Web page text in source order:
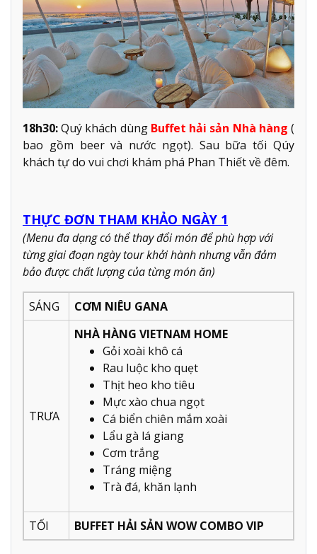
18h30:Quý khách dùng Buffet hải sản Nhà hàng (
bao gồm beer và nước ngọt). Sau bữa tối Qúy
khách tự do vui chơi khám phá Phan Thiết về đêm.
THỰC ĐƠN THAM KHẢO NGÀY 1
(Menu đa dạng có thể thay đổi món để phù hợp với
từng giai đoạn ngày tour khởi hành nhưng vẫn đảm
bảo được chất lượng của từng món ăn)
SÁNG CƠM NIÊU GANA
TRƯA
NHÀ HÀNG VIETNAM HOME
Gỏi xoài khô cá
Rau luộc kho quẹt
Thịt heo kho tiêu
Mực xào chua ngọt
Cá biển chiên mắm xoài
Lẩu gà lá giang
Cơm trắng
Tráng miệng
Trà đá, khăn lạnh
TỐI BUFFET HẢI SẢN WOW COMBO VIP